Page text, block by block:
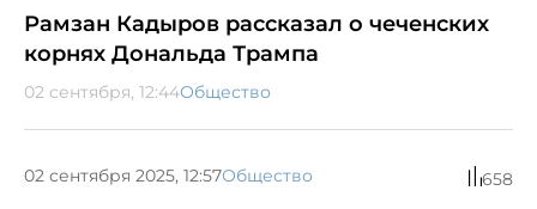
Рамзан Кадыров рассказал о чеченских
корнях Дональда Трампа
02 сентября, 12:44Общество
02 сентября 2025, 12:57Общество 658